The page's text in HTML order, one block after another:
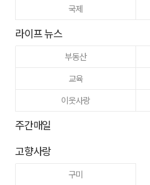
국제
라이프 뉴스
부동산
교육
이웃사랑
주간매일
고향사랑
구미